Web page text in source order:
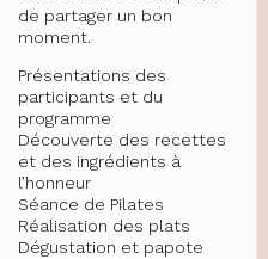
de partager un bon
moment.
Présentations des
participants et du
programme
Découverte des recettes
et des ingrédients à
l’honneur
Séance de Pilates
Réalisation des plats
Dégustation et papote